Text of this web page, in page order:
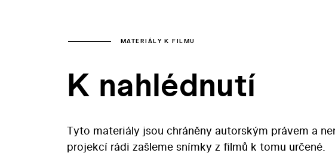
MATERIÁLY K FILMU
K nahlédnutí
Tyto materiály jsou chráněny autorským právem a
projekcí rádi zašleme snímky z filmů k tomu určené.